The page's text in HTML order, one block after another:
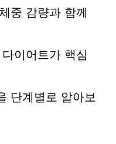
중 감량과 함께
이어트가 핵심
단계별로 알아보